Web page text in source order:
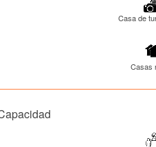
Casa de
Casas